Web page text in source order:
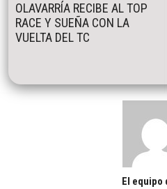
OLAVARRÍA RECIBE AL TOP
RACE Y SUEÑA CON LA
VUELTA DEL TC
El equipo